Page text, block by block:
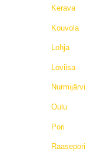
Kerava
Kouvola
Lohja
Loviisa
Nurmijärvi
Oulu
Pori
Raasepori